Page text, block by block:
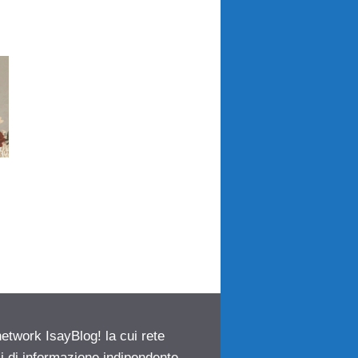
IsayBlog! la cui rete